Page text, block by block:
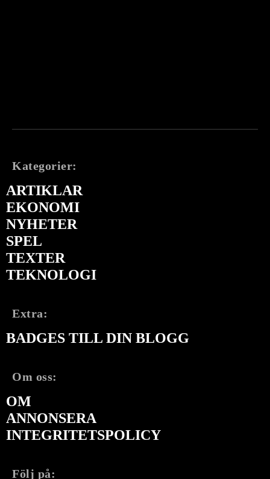
Kategorier:
ARTIKLAR
EKONOMI
NYHETER
SPEL
TEXTER
TEKNOLOGI
Extra:
BADGES TILL DIN BLOGG
Om oss:
OM
ANNONSERA
INTEGRITETSPOLICY
Följ på: